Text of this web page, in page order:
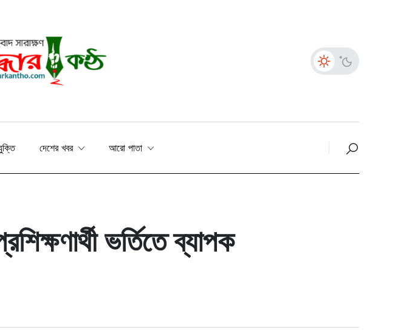
দেশের খবর আরো পাতা
ভর্তিতে ব্যাপক